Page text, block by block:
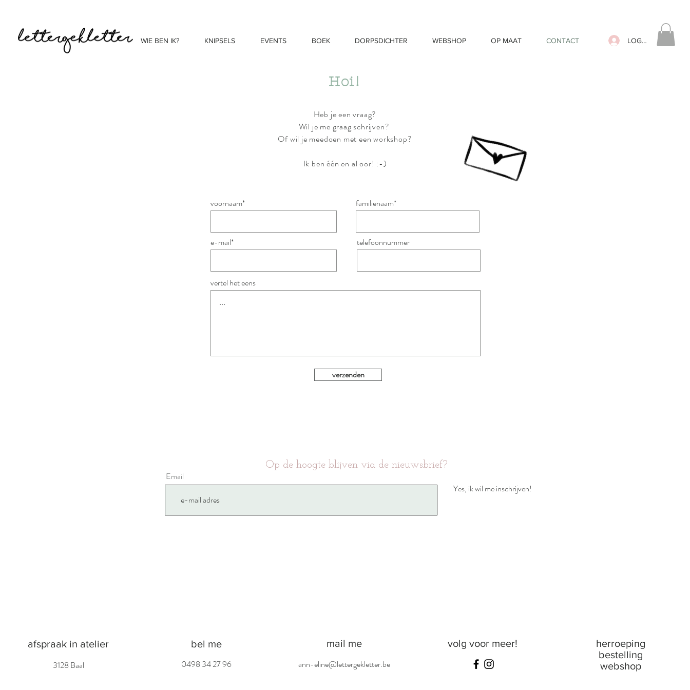
WIE BEN IK? KNIPSELS EVENTS BOEK DORPSDICHTER WEBSHOP OP MAAT CONTACT LOG IN
Hoi!
Heb je een vraag?
Wil je me graag schrijven?
Of wil je meedoen met eenworkshop?
Ik ben één en al oor! :-)
voornaam*
e-mail*
familienaam*
telefoonnummer
vertel het eens
verzenden
Op de hoogte blijven via de nieuwsbrief?
Email
Yes, ik wil me inschrijven!
afspraak in atelier
3128 Baal
bel me
0498 34 27 96
mail me
ann-eline@lettergekletter.be
volg voor meer!
herroeping
bestelling
webshop